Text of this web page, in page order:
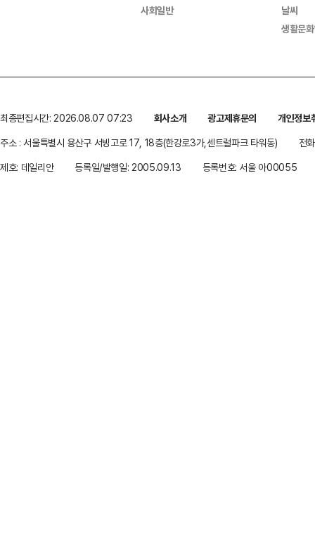
사회일반
날씨
생활문
최종편집시간: 2026.08.07 07:23 회사소개 광고제휴문의
개인정보
주소 : 서울특별시 용산구 서빙고로 17, 18층(한강로3가,센트럴파크 타워동)
전
제호: 데일리안
등록일/발행일: 2005.09.13 등록번호: 서울 아00055